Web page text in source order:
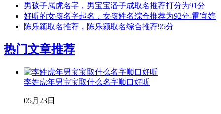
男孩子属虎名字，男宝宝潘子成取名推荐打分为91分
好听的女孩名字起名，女孩姓名综合推荐为92分-雷宜婷
陈乐颍取名推荐，陈乐颍取名综合推荐95分
热门文章推荐
李姓虎年男宝宝取什么名字顺口好听
05月23日